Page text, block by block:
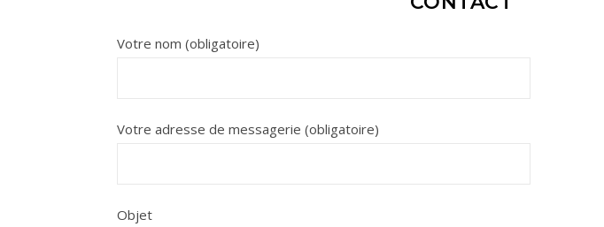
Votre nom (obligatoire)
Votre adresse de messagerie (obligatoire)
Objet